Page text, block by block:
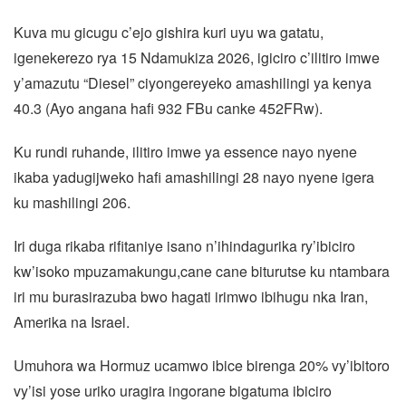
Kuva mu gicugu c’ejo gishira kuri uyu wa gatatu,
igenekerezo rya 15 Ndamukiza 2026, igiciro c’ilitiro imwe
y’amazutu “Diesel” ciyongereyeko amashilingi ya kenya
40.3 (Ayo angana hafi 932 FBu canke 452FRw).
Ku rundi ruhande, ilitiro imwe ya essence nayo nyene
ikaba yadugijweko hafi amashilingi 28 nayo nyene igera
ku mashilingi 206.
Iri duga rikaba rifitaniye isano n’ihindagurika ry’ibiciro
kw’isoko mpuzamakungu,cane cane biturutse ku ntambara
iri mu burasirazuba bwo hagati irimwo ibihugu nka Iran,
Amerika na Israel.
Umuhora wa Hormuz ucamwo ibice birenga 20% vy’ibitoro
vy’isi yose uriko uragira ingorane bigatuma ibiciro